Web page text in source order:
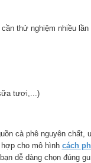
thử nghiệm nhiều
tươi,...)
cà phê nguyên chất,
cho mô hình cách
dễ dàng chọn đúng